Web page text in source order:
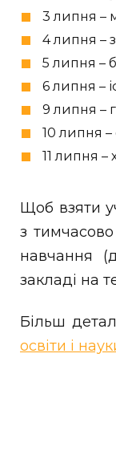
3 липня –
4 липня –
5 липня –
6 липня –
9 липня –
10 липня –
11 липня –
Щоб взяти
з
навчання
закладі на
Більш
освіти і